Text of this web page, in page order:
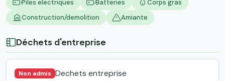
Piles electriques
Batteries
Corps gras
Construction/demolition
Amiante
Déchets d'entreprise
Non admis Dechets entreprise